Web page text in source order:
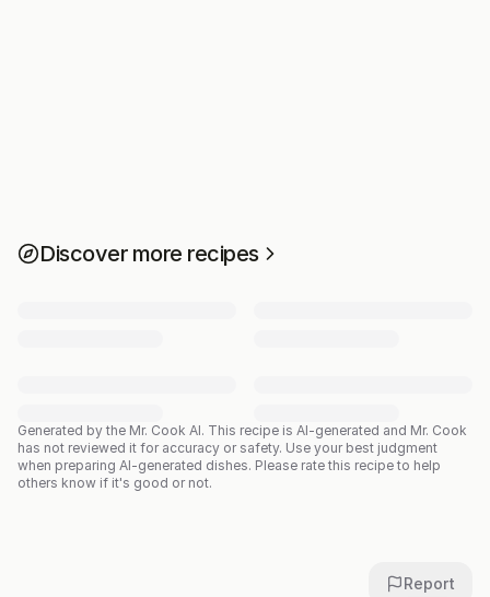
Discover more recipes
Generated by the Mr. Cook AI. This recipe is AI-generated and Mr. Cook
has not reviewed it for accuracy or safety. Use your best judgment
when preparing AI-generated dishes. Please rate this recipe to help
others know if it's good or not.
Report